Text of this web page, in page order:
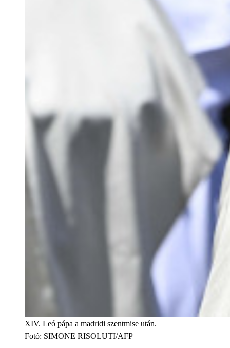
XIV. Leó pápa a madridi szentmise után.
Fotó: SIMONE RISOLUTI/AFP